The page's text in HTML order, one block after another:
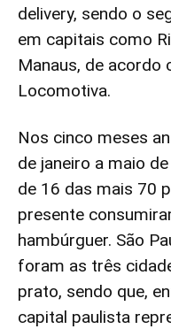
delivery, sendo o
em capitais como
Manaus, de
Locomotiva.
Nos cinco meses
de janeiro a maio
de 16 das mais 70
presente
hambúrguer. São
foram as três
prato, sendo que,
capital paulista